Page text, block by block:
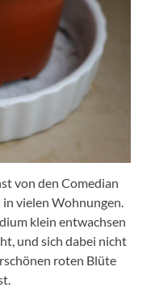
von den Comedian
vielen Wohnungen.
klein entwachsen
und sich dabei nicht
roten Blüte